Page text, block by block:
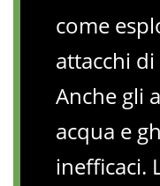
come
attacchi
Anche gli
acqua e
inefficaci.